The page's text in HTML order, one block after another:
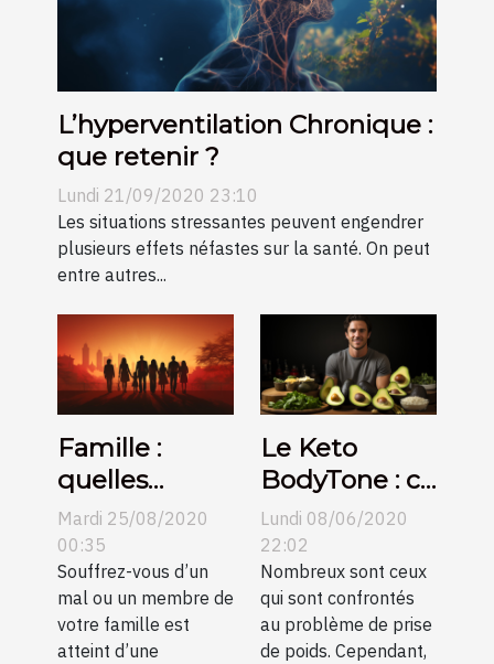
L’hyperventilation Chronique :
que retenir ?
Lundi 21/09/2020 23:10
Les situations stressantes peuvent engendrer
plusieurs effets néfastes sur la santé. On peut
entre autres...
Famille :
quelles
alternatives
pour se
soigner sans
gros budget
?
Mardi 25/08/2020
00:35
Souffrez-vous d’un
mal ou un membre de
votre famille est
atteint d’une
Le Keto
BodyTone : ce
qu’il faut
savoir
Lundi 08/06/2020
22:02
Nombreux sont ceux
qui sont confrontés
au problème de prise
de poids. Cependant,